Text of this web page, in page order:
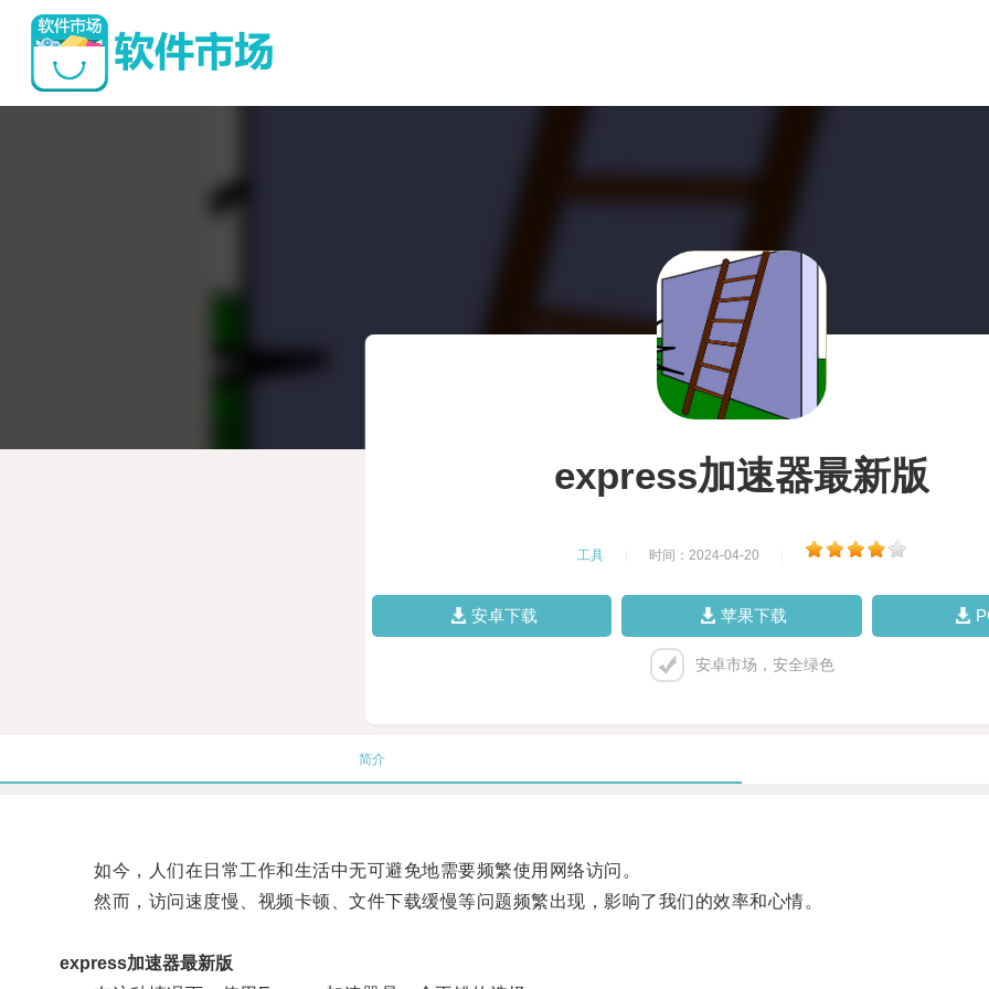
express加速器最新版
工具 时间：2024-04-20
安卓下载 苹果下载
安卓市场，安全绿色
简介
如今，人们在日常工作和生活中无可避免地需要频繁使用网络访问。
然而，访问速度慢、视频卡顿、文件下载缓慢等问题频繁出现，影响了我们的效率和心情。
express加速器最新版